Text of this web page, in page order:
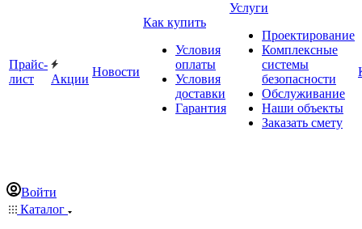
Прайс-
лист
Акции
Новости
Как купить
Условия
оплаты
Условия
доставки
Гарантия
Услуги
Проектирование
Комплексные
системы
безопасности
Обслуживание
Наши объекты
Заказать смету
Войти
Каталог